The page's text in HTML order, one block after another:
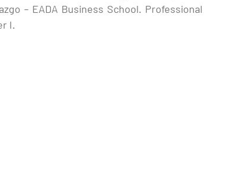
– EADA Business School. Professional
I.